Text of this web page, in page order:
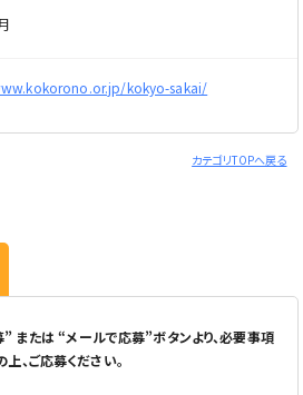
kokyo-sakai/
カテゴリTOPへ戻る
または “メールで応募”ボタンより、必要事項
、ご応募ください。